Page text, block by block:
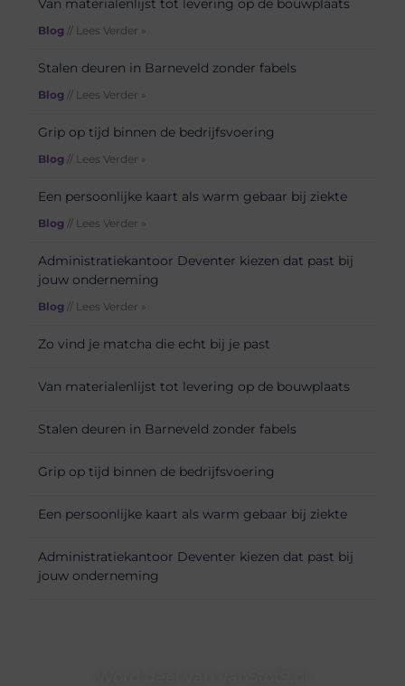
Van materialenlijst tot levering op de bouwplaats
Blog // Lees Verder »
Stalen deuren in Barneveld zonder fabels
Blog // Lees Verder »
Grip op tijd binnen de bedrijfsvoering
Blog // Lees Verder »
Een persoonlijke kaart als warm gebaar bij ziekte
Blog // Lees Verder »
Administratiekantoor Deventer kiezen dat past bij
jouw onderneming
Blog // Lees Verder »
Zo vind je matcha die echt bij je past
Van materialenlijst tot levering op de bouwplaats
Stalen deuren in Barneveld zonder fabels
Grip op tijd binnen de bedrijfsvoering
Een persoonlijke kaart als warm gebaar bij ziekte
Administratiekantoor Deventer kiezen dat past bij
jouw onderneming